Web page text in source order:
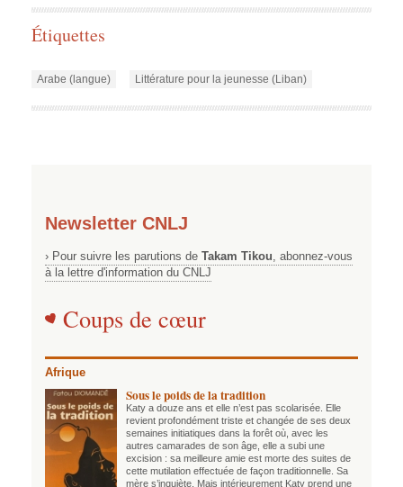
Étiquettes
Arabe (langue) Littérature pour la jeunesse (Liban)
Newsletter CNLJ
› Pour suivre les parutions de Takam Tikou, abonnez-vous
à la lettre d'information du CNLJ
Coups de cœur
Afrique
Sous le poids de la tradition
Katy a douze ans et elle n’est pas scolarisée. Elle
revient profondément triste et changée de ses deux
semaines initiatiques dans la forêt où, avec les
autres camarades de son âge, elle a subi une
excision : sa meilleure amie est morte des suites de
cette mutilation effectuée de façon traditionnelle. Sa
mère s’inquiète. Mais intérieurement Katy prend une